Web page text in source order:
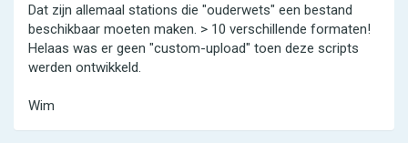
Dat zijn allemaal stations die "ouderwets" een bestand
beschikbaar moeten maken. > 10 verschillende formaten!
Helaas was er geen "custom-upload" toen deze scripts
werden ontwikkeld.
Wim